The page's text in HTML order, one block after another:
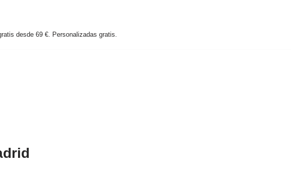
desde 69 €. Personalizadas gratis.